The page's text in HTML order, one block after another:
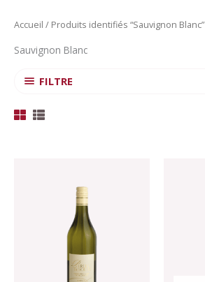
Accueil / Produits identifiés “Sauvignon Blanc”
Sauvignon Blanc
FILTRE